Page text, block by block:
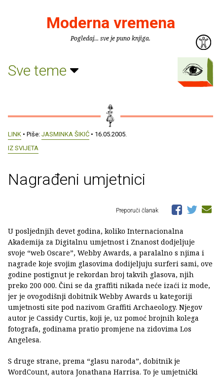
Moderna vremena
Pogledaj... sve je puno knjiga.
Sve teme
LINK • Piše: JASMINKA ŠIKIĆ • 16.05.2005.
IZ SVIJETA
Nagrađeni umjetnici
Preporuči članak
U posljednjih devet godina, koliko Internacionalna
Akademija za Digitalnu umjetnost i Znanost dodjeljuje
svoje “web Oscare”, Webby Awards, a paralalno s njima i
nagrade koje svojim glasovima dodijeljuju surferi sami, ove
godine postignut je rekordan broj takvih glasova, njih
preko 200 000. Čini se da graffiti nikada neće izaći iz mode,
jer je ovogodišnji dobitnik Webby Awards u kategoriji
umjetnosti site pod nazivom Graffiti Archaeology. Njegov
autor je Cassidy Curtis, koji je, uz pomoć brojnih kolega
fotografa, godinama pratio promjene na zidovima Los
Angelesa.
S druge strane, prema “glasu naroda”, dobitnik je
WordCount, autora Jonathana Harrisa. To je umjetnički